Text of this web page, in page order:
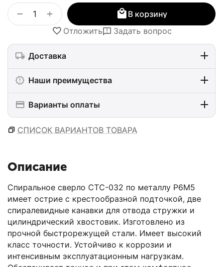
+
−
В корзину
Отложить
Задать вопрос
Доставка
Наши преимущества
Варианты оплаты
СПИСОК ВАРИАНТОВ ТОВАРА
Описание
Спиральное сверло СТС-032 по металлу Р6М5
имеет острие с крестообразной подточкой, две
спиралевидные канавки для отвода стружки и
цилиндрический хвостовик. Изготовлено из
прочной быстрорежущей стали. Имеет высокий
класс точности. Устойчиво к коррозии и
интенсивным эксплуатационным нагрузкам.